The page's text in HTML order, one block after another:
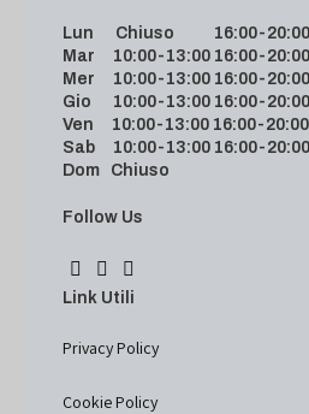
Lun Chiuso 16:00-20:00
Mar 10:00-13:00 16:00-20:00
Mer 10:00-13:00 16:00-20:00
Gio 10:00-13:00 16:00-20:00
Ven 10:00-13:00 16:00-20:00
Sab 10:00-13:00 16:00-20:00
Dom Chiuso
Follow Us
Link Utili
Privacy Policy
Cookie Policy